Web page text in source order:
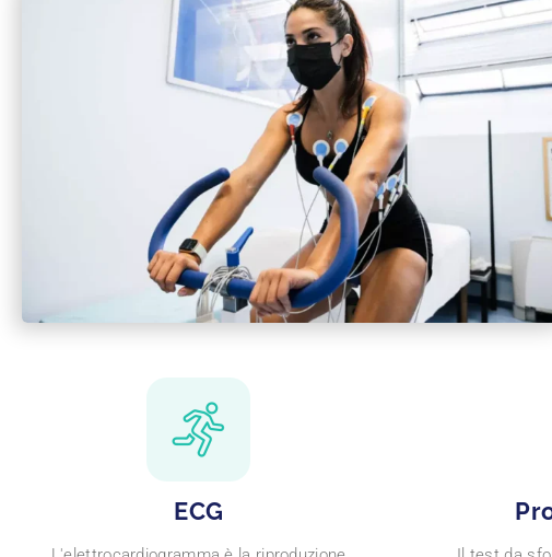
La struttura mette a disposizione degli utenti le
tecnico-scientifiche e professionali di un team
multidisciplinare per l’esecuzione di valutazioni
sportive, consulenze specialistiche e prestazioni
ECG